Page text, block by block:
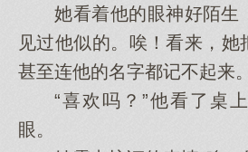
她看着他的眼神好陌生
见过他似的。唉！看来，她
甚至连他的名字都记不起来。
“喜欢吗？”他看了桌上
眼。